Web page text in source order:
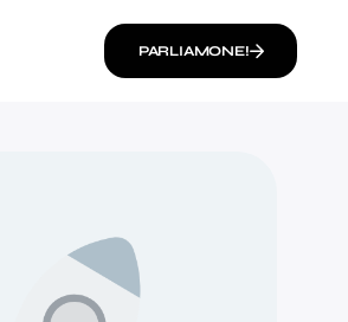
PARLIAMONE!